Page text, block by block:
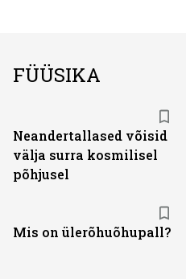
FÜÜSIKA
Neandertallased võisid
välja surra kosmilisel
põhjusel
Mis on ülerõhuõhupall?